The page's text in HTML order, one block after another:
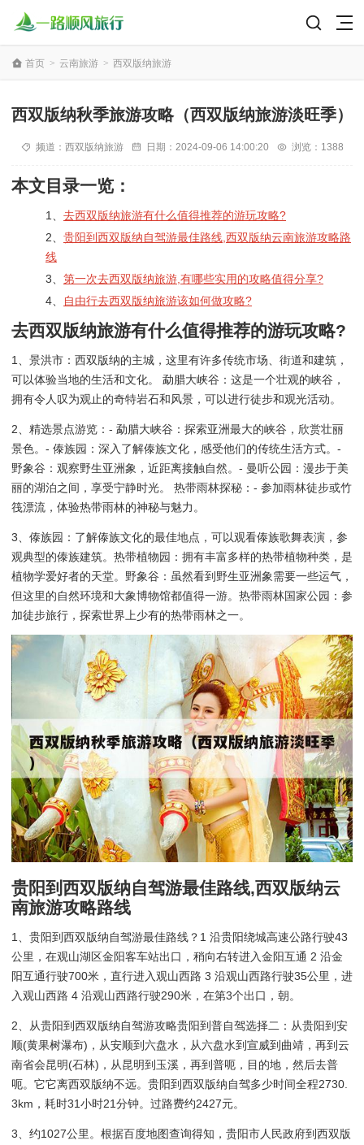
首页 > 云南旅游 > 西双版纳旅游
西双版纳秋季旅游攻略（西双版纳旅游淡旺季）
频道： 西双版纳旅游 日期： 2024-09-06 14:00:20 浏览：1388
本文目录一览：
1、 去西双版纳旅游有什么值得推荐的游玩攻略?
2、 贵阳到西双版纳自驾游最佳路线,西双版纳云南旅游攻略路
线
3、 第一次去西双版纳旅游,有哪些实用的攻略值得分享?
4、
自由行去西双版纳旅游该如何做攻略?
去西双版纳旅游有什么值得推荐的游玩攻略?
1、景洪市：西双版纳的主城，这里有许多传统市场、街道和建筑，
可以体验当地的生活和文化。 勐腊大峡谷：这是一个壮观的峡谷，
拥有令人叹为观止的奇特岩石和风景，可以进行徒步和观光活动。
2、精选景点游览：- 勐腊大峡谷：探索亚洲最大的峡谷，欣赏壮丽
景色。- 傣族园：深入了解傣族文化，感受他们的传统生活方式。-
野象谷：观察野生亚洲象，近距离接触自然。- 曼听公园：漫步于美
丽的湖泊之间，享受宁静时光。 热带雨林探秘：- 参加雨林徒步或竹
筏漂流，体验热带雨林的神秘与魅力。
3、傣族园：了解傣族文化的最佳地点，可以观看傣族歌舞表演，参
观典型的傣族建筑。热带植物园：拥有丰富多样的热带植物种类，是
植物学爱好者的天堂。野象谷：虽然看到野生亚洲象需要一些运气，
但这里的自然环境和大象博物馆都值得一游。热带雨林国家公园：参
加徒步旅行，探索世界上少有的热带雨林之一。
贵阳到西双版纳自驾游最佳路线,西双版纳云
南旅游攻略路线
1、贵阳到西双版纳自驾游最佳路线？1 沿贵阳绕城高速公路行驶43
公里，在观山湖区金阳客车站出口，稍向右转进入金阳互通 2 沿金
阳互通行驶700米，直行进入观山西路 3 沿观山西路行驶35公里，进
入观山西路 4 沿观山西路行驶290米，在第3个出口，朝。
2、从贵阳到西双版纳自驾游攻略贵阳到普自驾选择二：从贵阳到安
顺(黄果树瀑布)，从安顺到六盘水，从六盘水到宣威到曲靖，再到云
南省会昆明(石林)，从昆明到玉溪，再到普呃，目的地，然后去普
呃。它它离西双版纳不远。贵阳到西双版纳自驾多少时间全程2730.
3km，耗时31小时21分钟。过路费约2427元。
3、约1027公里。根据百度地图查询得知，贵阳市人民政府到西双版